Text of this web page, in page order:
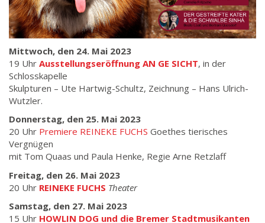
i
o
n
Mittwoch, den 24. Mai 2023
19 Uhr Ausstellungseröffnung AN GE SICHT, in der
Schlosskapelle
Skulpturen – Ute Hartwig-Schultz, Zeichnung – Hans Ulrich-
Wutzler.
Donnerstag, den 25. Mai 2023
20 Uhr Premiere REINEKE FUCHS Goethes tierisches
Vergnügen
mit Tom Quaas und Paula Henke, Regie Arne Retzlaff
Freitag, den 26. Mai 2023
20 Uhr REINEKE FUCHS Theater
Samstag, den 27. Mai 2023
15 Uhr HOWLIN DOG und die Bremer Stadtmusikanten